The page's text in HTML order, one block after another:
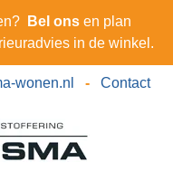
Bel ons en plan
in de winkel.
wonen.nl - Contact